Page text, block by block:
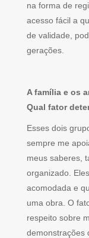
na forma de
acesso fácil a
de validade,
gerações.
A família e os
Qual fator
Esses dois
sempre me
meus saberes,
organizado.
acomodada e
uma obra. O
respeito sobre
demonstrações